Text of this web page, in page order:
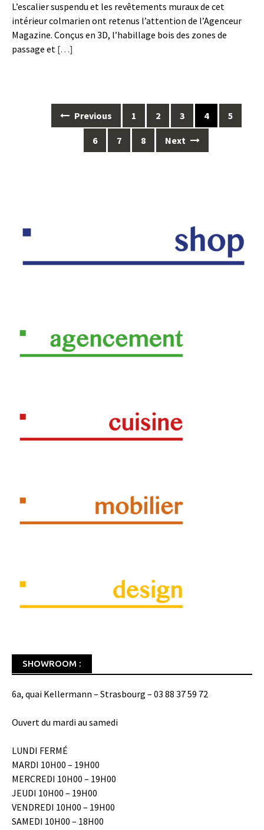
L’escalier suspendu et les revêtements muraux de cet
intérieur colmarien ont retenus l’attention de l’Agenceur
Magazine. Conçus en 3D, l’habillage bois des zones de
passage et […]
navigation
Previous 1 2 3 4 5
6 7 8 Next
SHOWROOM :
6a, quai Kellermann – Strasbourg – 03 88 37 59 72
Ouvert du mardi au samedi
LUNDI FERMÉ
MARDI 10H00 – 19H00
MERCREDI 10H00 – 19H00
JEUDI 10H00 – 19H00
VENDREDI 10H00 – 19H00
SAMEDI 10H00 – 18H00